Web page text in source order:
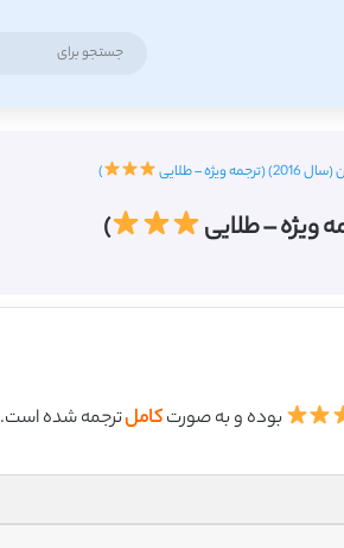
– طلایی )
)
بوده و به صورتکاملترجمه شده است.